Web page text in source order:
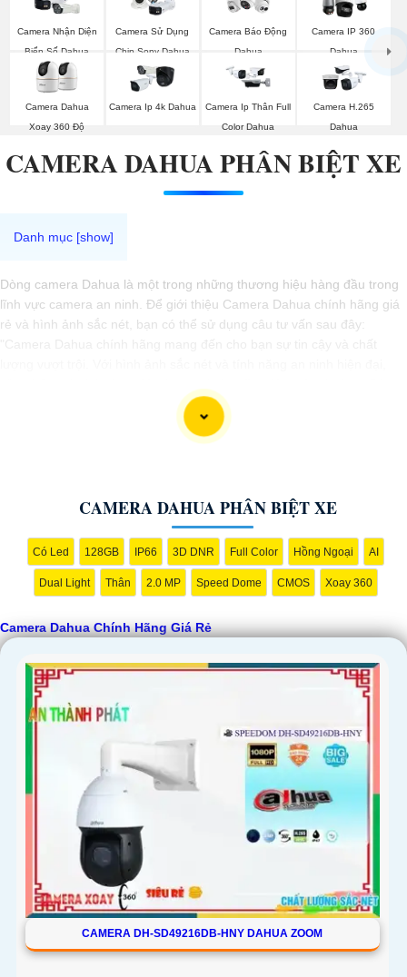
Camera Nhận Diện
Biển Số Dahua
Camera Sử Dụng
Chip Sony Dahua
Camera Báo Động
Dahua
Camera IP 360
Dahua
Camera Dahua
Xoay 360 Độ
Camera Ip 4k Dahua
Camera Ip Thân Full
Color Dahua
Camera H.265
Dahua
CAMERA DAHUA PHÂN BIỆT XE
Dòng camera Dahua là một trong những thương hiệu hàng đầu trong
lĩnh vực camera an ninh. Để giới thiệu Camera Dahua chính hãng giá
rẻ và hình ảnh sắc nét, bạn có thể sử dụng câu tư vấn sau đây:
ngần ngại trải nghiệm sự ổn định và chất lượng vượt trội của Camera
Dahua chính hãng với mức giá vô cùng hấp dẫn."
'
CAMERA DAHUA PHÂN BIỆT XE
Có Led 128GB IP66 3D DNR Full Color Hồng Ngoại AI
Dual Light Thân 2.0 MP Speed Dome CMOS Xoay 360
Camera Dahua Chính Hãng Giá Rẻ
CAMERA DH-SD49216DB-HNY DAHUA ZOOM